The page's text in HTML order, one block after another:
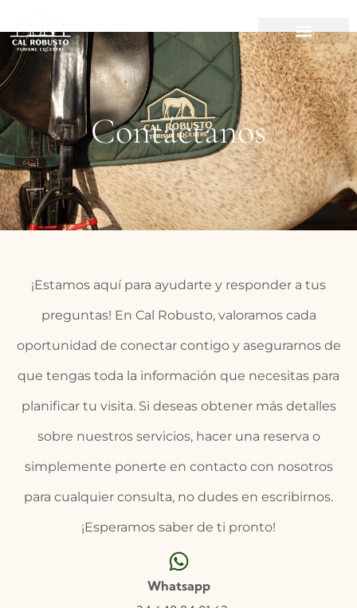
Contáctanos
¡Estamos aquí para ayudarte y responder a tus
preguntas! En Cal Robusto, valoramos cada
oportunidad de conectar contigo y asegurarnos de
que tengas toda la información que necesitas para
planificar tu visita. Si deseas obtener más detalles
sobre nuestros servicios, hacer una reserva o
simplemente ponerte en contacto con nosotros
para cualquier consulta, no dudes en escribirnos.
¡Esperamos saber de ti pronto!
Whatsapp